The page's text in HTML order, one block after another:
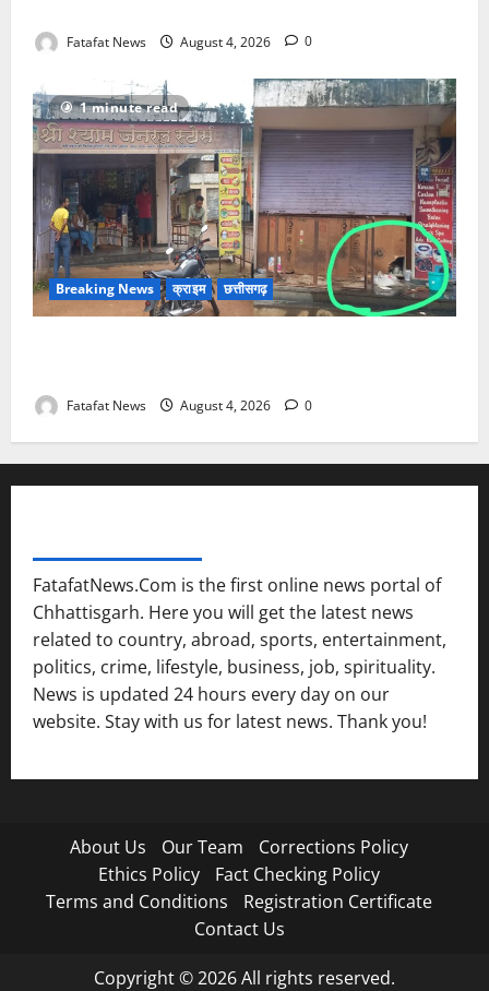
Fatafat News August 4, 2026 0
1 minute read
Breaking News क्राइम छत्तीसगढ़
Fatafat News August 4, 2026 0
FatafatNews.Com is the first online news portal of
Chhattisgarh. Here you will get the latest news
related to country, abroad, sports, entertainment,
politics, crime, lifestyle, business, job, spirituality.
News is updated 24 hours every day on our
website. Stay with us for latest news. Thank you!
About Us Our Team
Corrections Policy
Ethics Policy
Fact Checking Policy
Terms and Conditions
Registration Certificate
Contact Us
Copyright © 2026 All rights reserved.